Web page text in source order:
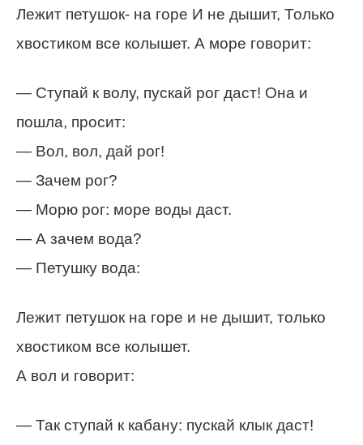
Лежит петушок- на горе И не дышит, Только
хвостиком все колышет. А море говорит:
— Ступай к волу, пускай рог даст! Она и
пошла, просит:
— Вол, вол, дай рог!
— Зачем рог?
— Морю рог: море воды даст.
— А зачем вода?
— Петушку вода:
Лежит петушок на горе и не дышит, только
хвостиком все колышет.
А вол и говорит:
— Так ступай к кабану: пускай клык даст!